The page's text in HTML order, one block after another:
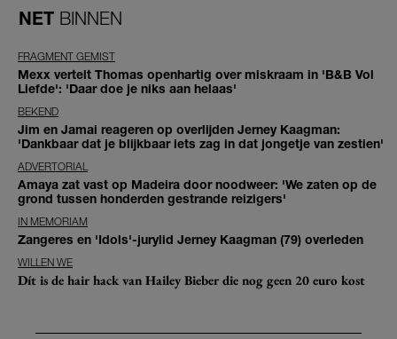
NET BINNEN
FRAGMENT GEMIST
Mexx vertelt Thomas openhartig over miskraam in 'B&B Vol
Liefde': 'Daar doe je niks aan helaas'
BEKEND
Jim en Jamai reageren op overlijden Jerney Kaagman:
'Dankbaar dat je blijkbaar iets zag in dat jongetje van zestien'
ADVERTORIAL
Amaya zat vast op Madeira door noodweer: 'We zaten op de
grond tussen honderden gestrande reizigers'
IN MEMORIAM
Zangeres en 'Idols'-jurylid Jerney Kaagman (79) overleden
WILLEN WE
Dít is de hair hack van Hailey Bieber die nog geen 20 euro kost